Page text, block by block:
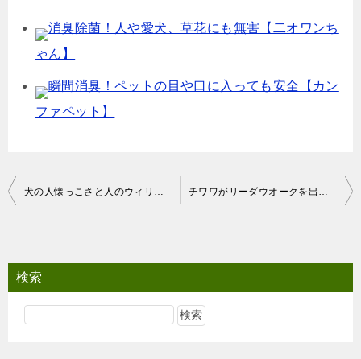
消臭除菌！人や愛犬、草花にも無害【二オワンち
ゃん】
瞬間消臭！ペットの目や口に入っても安全【カン
ファペット】
投
ビ
ゲ
犬の人懐っこさと人のウィリアム症候群との関係 チワワがリーダウオークを出来るようになるまでの3日間
検索